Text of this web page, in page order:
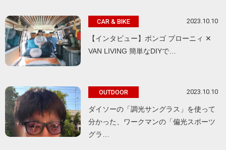
CAR & BIKE 2023.10.10
【インタビュー】ボンゴ ブローニィ ✕
VAN LIVING 簡単なDIYで…
OUTDOOR 2023.10.10
ダイソーの「調光サングラス」を使って
分かった、ワークマンの「偏光スポーツ
グラ…